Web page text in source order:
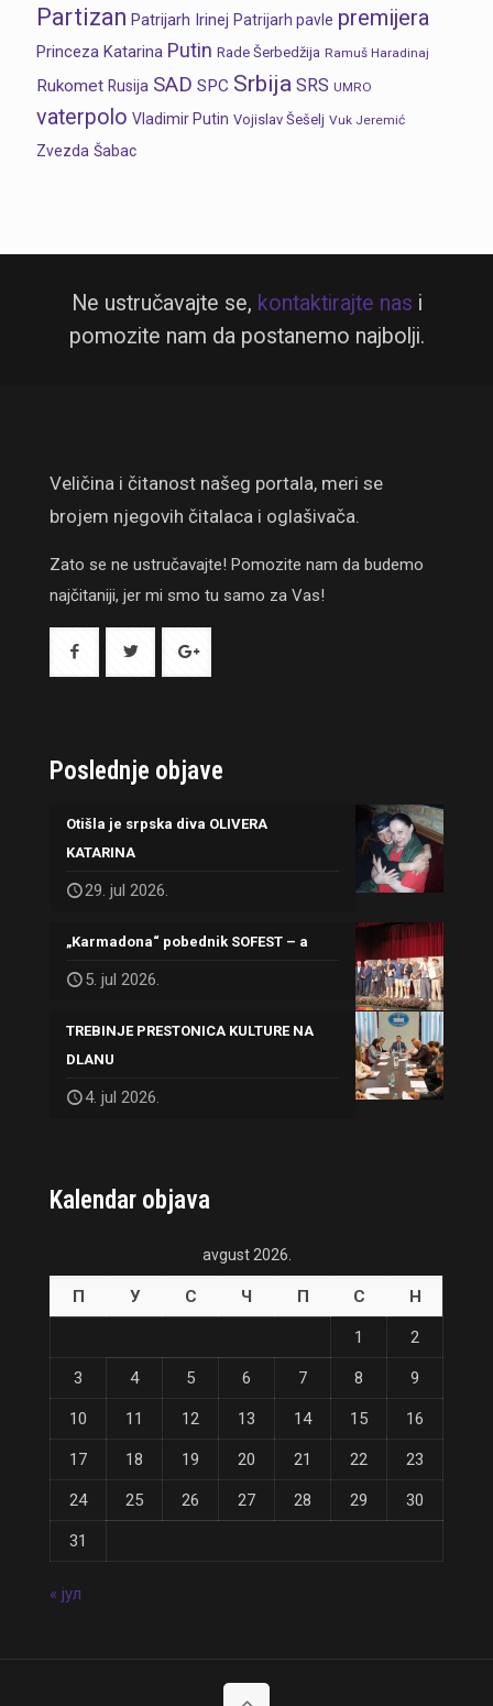
Partizan Patrijarh Irinej Patrijarh pavle premijera
Princeza Katarina Putin Rade Šerbedžija Ramuš Haradinaj
Rukomet Rusija SAD SPC Srbija SRS UMRO
vaterpolo Vladimir Putin Vojislav Šešelj Vuk Jeremić
Zvezda Šabac
Ne ustručavajte se, kontaktirajte nas i
pomozite nam da postanemo najbolji.
Veličina i čitanost našeg portala, meri se
brojem njegovih čitalaca i oglašivača.
Zato se ne ustručavajte! Pomozite nam da budemo
najčitaniji, jer mi smo tu samo za Vas!
Poslednje objave
Otišla je srpska diva OLIVERA
KATARINA
29. jul 2026.
„Karmadona“ pobednik SOFEST – a
5. jul 2026.
TREBINJE PRESTONICA KULTURE NA
DLANU
4. jul 2026.
Kalendar objava
avgust 2026.
П У С Ч П С Н
1 2
3 4 5 6 7 8 9
10 11 12 13 14 15 16
17 18 19 20 21 22 23
24 25 26 27 28 29 30
31
« јул